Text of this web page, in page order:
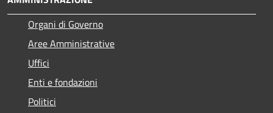
Organi di Governo
Aree Amministrative
Uffici
Enti e fondazioni
Politici